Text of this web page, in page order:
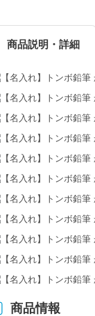
商品説明・詳細
商品情報